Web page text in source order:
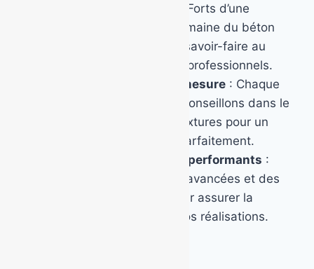
: Forts d’une
expertise reconnue dans le domaine du béton
décoratif, nous mettons notre savoir-faire au
service des particuliers et des professionnels.
Un accompagnement sur mesure : Chaque
projet est unique ! Nous vous conseillons dans le
choix des finitions, motifs et textures pour un
résultat qui vous correspond parfaitement.
Des matériaux durables et performants :
Nous utilisons des techniques avancées et des
matériaux de haute qualité pour assurer la
longévité et la résistance de nos réalisations.